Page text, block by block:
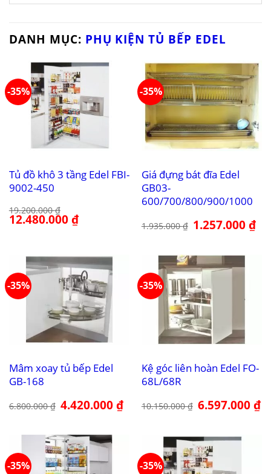
DANH MỤC: PHỤ KIỆN TỦ BẾP EDEL
-35%
Tủ đồ khô 3 tầng Edel FBI-
9002-450
19.200.000₫
Giá
gốc
12.480.000₫Giá
hiện
-35%
Giá đựng bát đĩa Edel
GB03-
600/700/800/900/1000
1.935.000₫ Giá
gốc
1.257.000₫Giá
-35%
Mâm xoay tủ bếp Edel
GB-168
6.800.000₫ Giá
gốc
4.420.000₫Giá
hiện
4.420.000 ₫.
-35%
Kệ góc liên hoàn Edel FO-
68L/68R
10.150.000₫ Giá
gốc
6.597.000₫
-35% -35%